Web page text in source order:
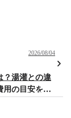
2026/08/04
？湯灌との違
用の目安をわ